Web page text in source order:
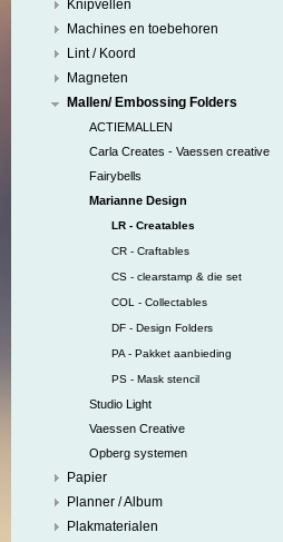
Knipvellen
Machines en toebehoren
Lint / Koord
Magneten
Mallen/ Embossing Folders
ACTIEMALLEN
Carla Creates - Vaessen creative
Fairybells
Marianne Design
LR - Creatables
CR - Craftables
CS - clearstamp & die set
COL - Collectables
DF - Design Folders
PA - Pakket aanbieding
PS - Mask stencil
Studio Light
Vaessen Creative
Opberg systemen
Papier
Planner / Album
Plakmaterialen